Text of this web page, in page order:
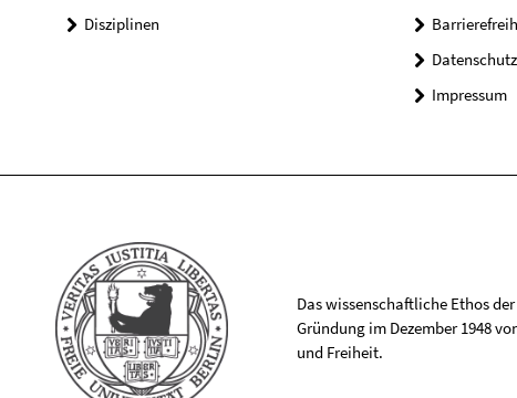
Disziplinen
Datenschutz
Impressum
Das wissenschaftliche Ethos
Gründung im Dezember 1948
und Freiheit.